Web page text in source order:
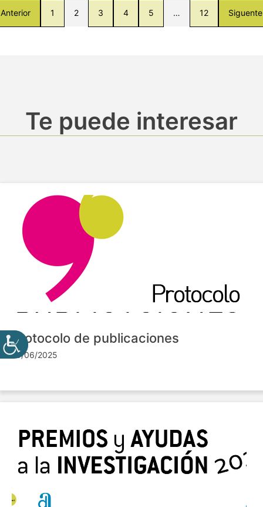
Anterior 1 2 3 4 5 … 12 Siguente
Te puede interesar
Protocolo de publicaciones
10/06/2025